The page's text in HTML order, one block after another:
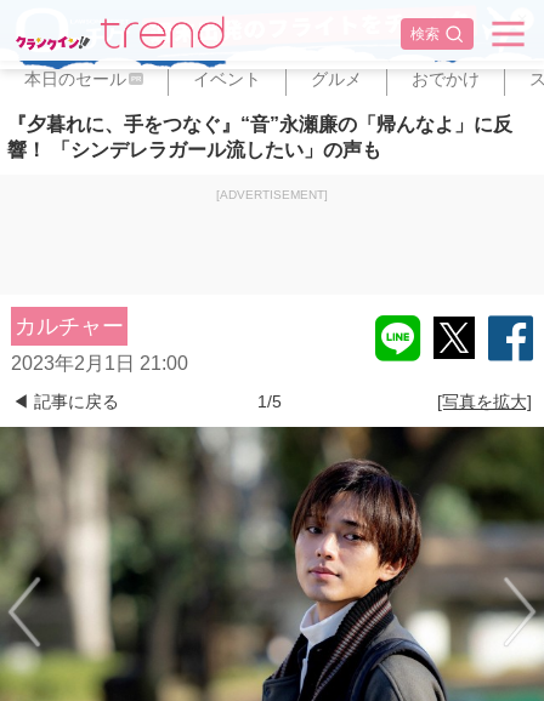
検索
✕
本日のセール PR イベント グルメ おでかけ
『夕暮れに、手をつなぐ』“音”永瀬廉の「帰んなよ」に反
響！ 「シンデレラガール流したい」の声も
[ADVERTISEMENT]
カルチャー
2023年2月1日 21:00
◀ 記事に戻る 1/5 [写真を拡大]